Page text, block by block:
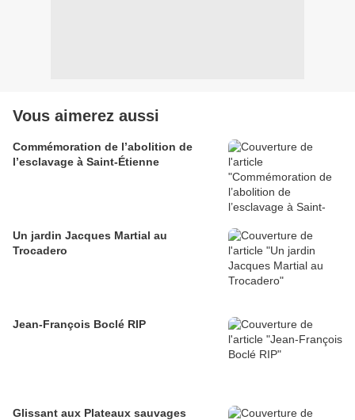
Vous aimerez aussi
Commémoration de l’abolition de
l’esclavage à Saint-Étienne
Un jardin Jacques Martial au
Trocadero
Jean-François Boclé RIP
Glissant aux Plateaux sauvages